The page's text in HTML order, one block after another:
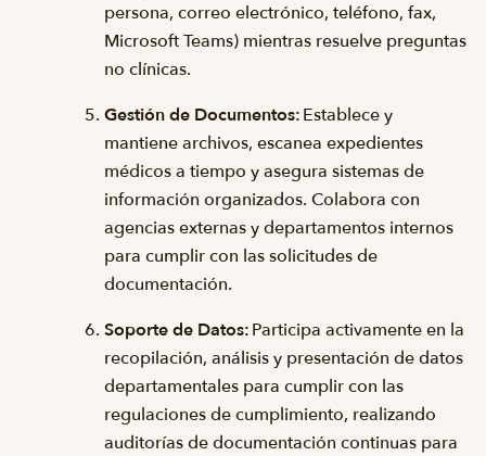
persona, correo electrónico, teléfono, fax,
Microsoft Teams) mientras resuelve preguntas
no clínicas.
Gestión de Documentos:Establece y
mantiene archivos, escanea expedientes
médicos a tiempo y asegura sistemas de
información organizados. Colabora con
agencias externas y departamentos internos
para cumplir con las solicitudes de
documentación.
Soporte de Datos:Participa activamente en la
recopilación, análisis y presentación de datos
departamentales para cumplir con las
regulaciones de cumplimiento, realizando
auditorías de documentación continuas para